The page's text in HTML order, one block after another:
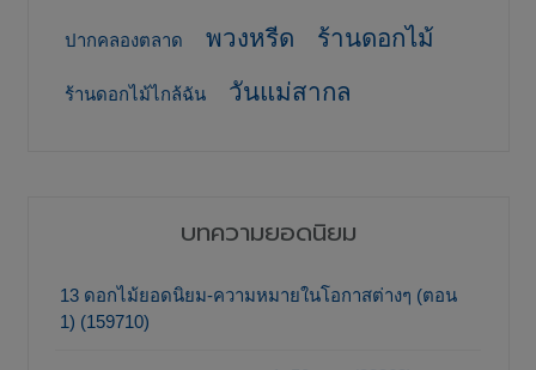
ปากคลองตลาด พวงหรีด ร้านดอกไม้
ร้านดอกไม้ไกล้ฉัน วันแม่สากล
บทความยอดนิยม
13 ดอกไม้ยอดนิยม-ความหมายในโอกาสต่างๆ (ตอน
1) (159710)